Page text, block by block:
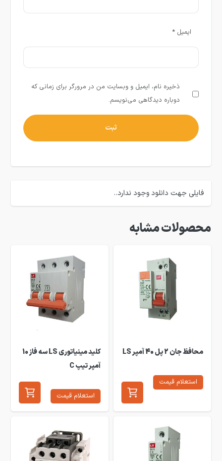
ایمیل*
ذخیره نام، ایمیل و وبسایت من در مرورگر برای زمانی که
دوباره دیدگاهی می‌نویسم.
فایلی جهت دانلود وجود ندارد..
محصولات مشابه
محافظ جان 2 پل 40 آمپر LS
استعلام قیمت
کلید مینیاتوری LS سه فاز 10
آمپر تیپ C
استعلام قیمت